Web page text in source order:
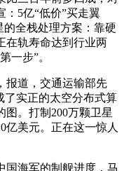
5亿“低价”买走翼
全栈处理方案：靠硬
在轨寿命达到行业两
一步”。
道，交通运输部先
了实正的太空分布式算
图。打制200万颗卫星
亿美元。正在这一惊人
海军的制舰进度，马